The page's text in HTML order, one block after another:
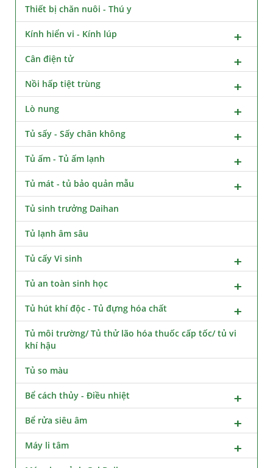
Thiết bị chăn nuôi - Thú y
Kính hiển vi - Kính lúp
Cân điện tử
Nồi hấp tiệt trùng
Lò nung
Tủ sấy - Sấy chân không
Tủ ấm - Tủ ấm lạnh
Tủ mát - tủ bảo quản mẫu
Tủ sinh trưởng Daihan
Tủ lạnh âm sâu
Tủ cấy Vi sinh
Tủ an toàn sinh học
Tủ hút khí độc - Tủ đựng hóa chất
Tủ môi trường/ Tủ thử lão hóa thuốc cấp tốc/ tủ vi
khí hậu
Tủ so màu
Bể cách thủy - Điều nhiệt
Bể rửa siêu âm
Máy li tâm